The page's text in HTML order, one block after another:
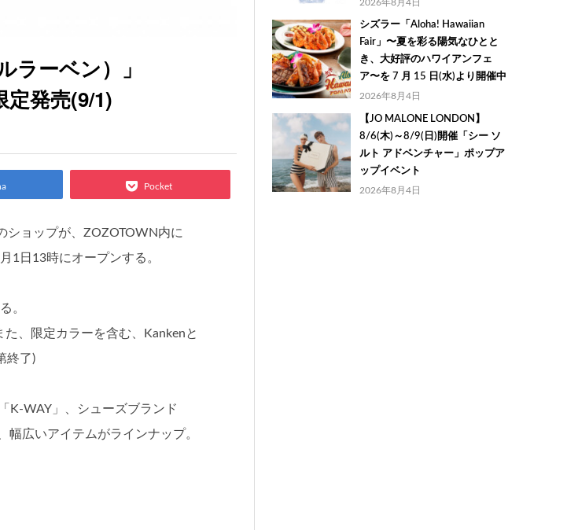
ラーベン）」
発売(9/1)
Pocket
ショップが、ZOZOTOWN内に
1日13時にオープンする。
。
、限定カラーを含む、Kankenと
終了)
K-WAY」、シューズブランド
幅広いアイテムがラインナップ。
2026年8月4日
シズラー「Aloha! Hawaiian
Fair」〜夏を彩る陽気なひとと
き、大好評のハワイアンフェ
ア〜を 7 月 15 日(水)より開催中
2026年8月4日
【JO MALONE LONDON】
8/6(木)～8/9(日)開催「シー ソ
ルト アドベンチャー」ポップア
ップイベント
2026年8月4日